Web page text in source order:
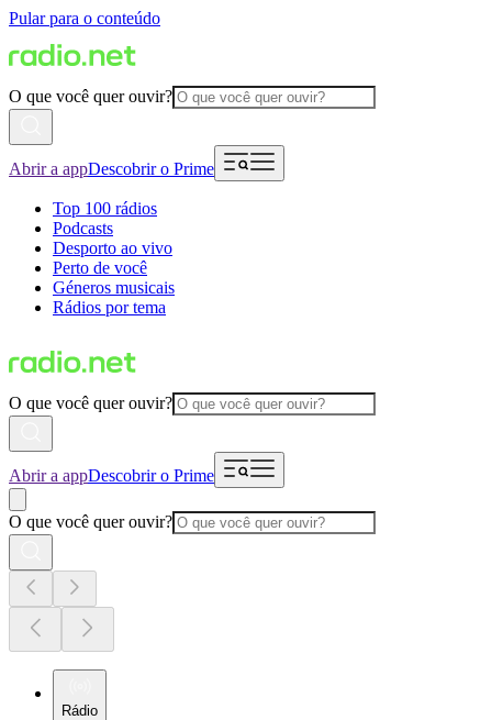
Pular para o conteúdo
O que você quer ouvir?
Abrir a appDescobrir o Prime
Top 100 rádios
Podcasts
Desporto ao vivo
Perto de você
Géneros musicais
Rádios por tema
O que você quer ouvir?
Abrir a appDescobrir o Prime
O que você quer ouvir?
Rádio